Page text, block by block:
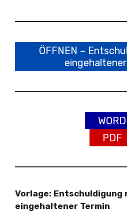
ÖFFNEN –
WORD
PDF
Vorlage: Entschuldigung
eingehaltener Termin